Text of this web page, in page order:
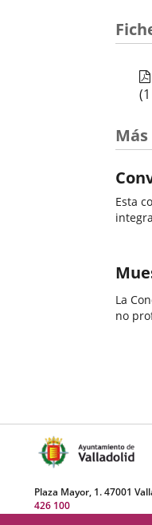
Esta
La Concejalía de
no
Plaza Mayor, 1. 47001
426 100